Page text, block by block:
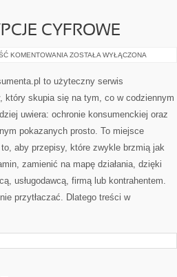
CYFROWE
KOMENTOWANIA ABONAMENTY
CYFROWE
ZOSTAŁA WYŁĄCZONA
to użyteczny serwis
który skupia się na tym, co w codziennym
uwiera: ochronie konsumenckiej oraz
pokazanych prosto. To miejsce
to, aby przepisy, które zwykle brzmią jak
zamienić na mapę działania, dzięki
usługodawcą, firmą lub kontrahentem.
przytłaczać. Dlatego treści w